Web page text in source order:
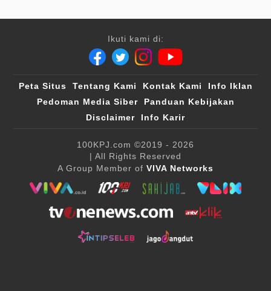
Ikuti kami di:
Peta Situs Tentang Kami Kontak Kami
Info Iklan
Pedoman Media Siber
Panduan Kebijakan
Disclaimer
Info Karir
100KPJ.com ©2019 - 2026
| All Rights Reserved
A Group Member of VIVA Networks